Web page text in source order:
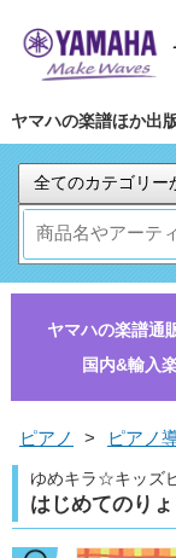
ヤマハの楽譜ほか出
ヤマハの楽譜通
国内&輸入
ピアノ > ピアノ
ゆめキラ☆キッズ
はじめてのり